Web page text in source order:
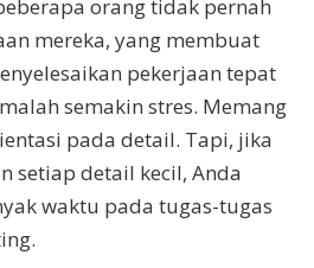
orang tidak pernah
mereka, yang membuat
pekerjaan tepat
semakin stres. Memang
pada detail. Tapi, jika
setiap detail kecil, Anda
waktu pada tugas-tugas